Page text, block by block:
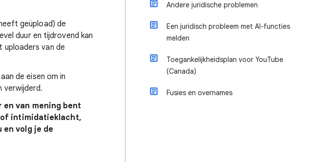
geüpload) de
duur en tijdrovend kan
uploaders van de
de eisen om in
verwijderd.
van mening bent
of intimidatieklacht,
volg je de
Andere juridische problemen
Een juridisch probleem met AI-functies
melden
Toegankelijkheidsplan voor YouTube
(Canada)
Fusies en overnames